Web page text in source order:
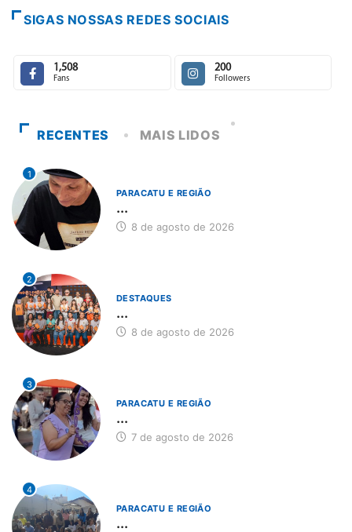
SIGAS NOSSAS REDES SOCIAIS
1,508
Fans
200
Followers
RECENTES MAIS LIDOS
1
PARACATU E REGIÃO
...
8 de agosto de 2026
2
DESTAQUES
...
8 de agosto de 2026
3
PARACATU E REGIÃO
...
7 de agosto de 2026
4
PARACATU E REGIÃO
...